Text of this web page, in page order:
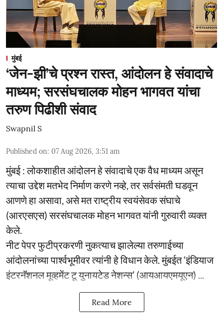
मुंबई
‘जेन-झी’चे प्रश्न रास्त, आंदोलन हे संवादाचे
माध्यम; सरसंघचालक मोहन भागवत यांचा
तरुण पिढीशी संवाद
Swapnil S
Published on: 07 Aug 2026, 3:51 am
मुंबई : लोकशाहीत आंदोलन हे संवादाचे एक वैध माध्यम असून
त्याचा उद्देश मतभेद निर्माण करणे नव्हे, तर सर्वसंमती घडवून
आणणे हा असावा, असे मत राष्ट्रीय स्वयंसेवक संघाचे
(आरएसएस) सरसंघचालक मोहन भागवत यांनी गुरुवारी व्यक्त
केले.
नीट पेपर फुटीप्रकरणी नुकत्याच झालेल्या तरुणाईच्या
आंदोलनांच्या पार्श्वभूमीवर त्यांनी हे विधान केले. मुंबईत ‘इंडियाज
इंटरनॅशनल मूव्हमेंट टू युनायटेड नेशन्स’ (आयआयएमयूएन) ...
Read More